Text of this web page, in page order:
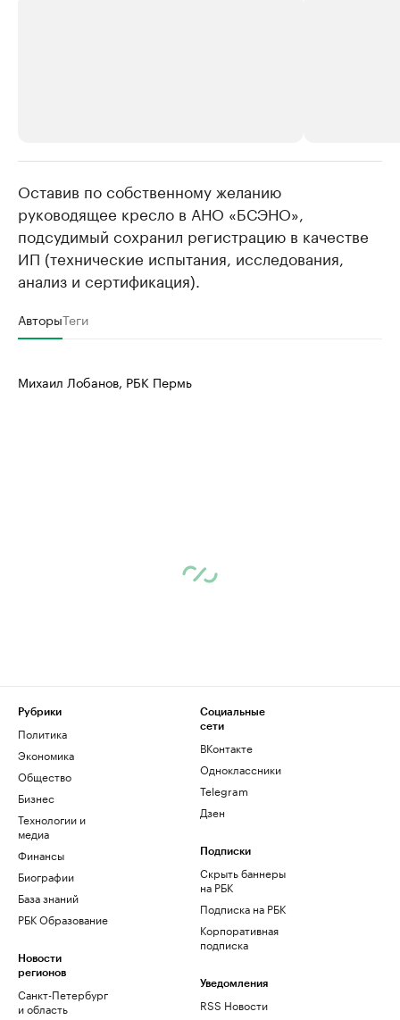
Крупнейшие производители и
продавцы медийной продукции
Ознакомьтесь с информацией в каталоге Посмотрите в
Оставив по собственному желанию
руководящее кресло в АНО «БСЭНО»,
подсудимый сохранил регистрацию в качестве
ИП (технические испытания, исследования,
анализ и сертификация).
АвторыТеги
Михаил Лобанов, РБК Пермь
Рубрики
Политика
Экономика
Общество
Бизнес
Технологии и
медиа
Финансы
Биографии
База знаний
РБК Образование
Новости
регионов
Санкт-Петербург
и область
Социальные
сети
ВКонтакте
Одноклассники
Telegram
Дзен
Подписки
Скрыть баннеры
на РБК
Подписка на РБК
Корпоративная
подписка
Уведомления
RSS Новости